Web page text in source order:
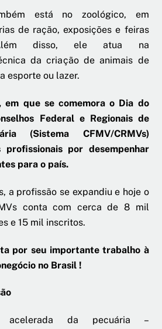
está no zoológico, em
de ração, exposições e feiras
Além disso, ele atua na
da criação de animais de
esporte ou lazer.
em que se comemora o Dia do
Federal e Regionais de
(Sistema CFMV/CRMVs)
profissionais por desempenhar
para o país.
a profissão se expandiu e hoje o
conta com cerca de 8 mil
e 15 mil inscritos.
por seu importante trabalho à
no Brasil !
acelerada da pecuária –